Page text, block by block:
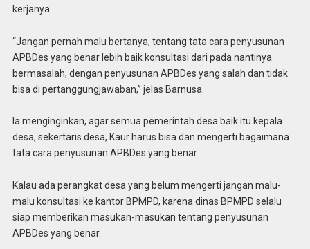
kerjanya.
“Jangan pernah malu bertanya, tentang tata cara penyusunan
APBDes yang benar lebih baik konsultasi dari pada nantinya
bermasalah, dengan penyusunan APBDes yang salah dan tidak
bisa di pertanggungjawaban,” jelas Barnusa.
Ia menginginkan, agar semua pemerintah desa baik itu kepala
desa, sekertaris desa, Kaur harus bisa dan mengerti bagaimana
tata cara penyusunan APBDes yang benar.
Kalau ada perangkat desa yang belum mengerti jangan malu-
malu konsultasi ke kantor BPMPD, karena dinas BPMPD selalu
siap memberikan masukan-masukan tentang penyusunan
APBDes yang benar.